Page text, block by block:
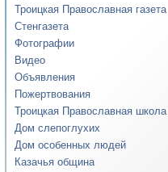
Троицкая Православная газета
Стенгазета
Фотографии
Видео
Объявления
Пожертвования
Троицкая Православная школа
Дом слепоглухих
Дом особенных людей
Казачья община